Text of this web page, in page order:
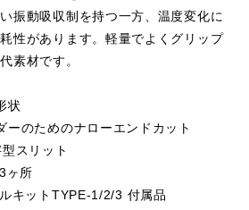
振動吸収制を持つ一方、温度変化に
性があります。軽量でよくグリップ
素材です。
状
ーのためのナローエンドカット
スリット
ヶ所
キットTYPE-1/2/3 付属品